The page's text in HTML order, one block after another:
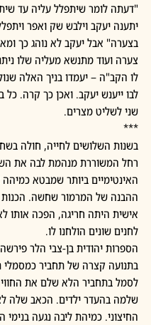
"דעתה לומר שיתפלל עליה עד
יתענה יעקב וילבש שק ואפר
בצערה" אבל יעקב לא נוהג כך
צערה ועוד מתנשא מעליה שלו
לו הקב"ה – יעמדו בניך האלה
לבו ייענש יעקב. ואכן כך קרה. כל
שני לשליט מצרים.
***
בשנות השלושים לחייה, חולה
רחל המשוררת מנהמת לבה את
האינטימיים ביותר שמבטא
ההבנה של המרמור שחשה.
לחנים שונים הולחנו לו.
הספרות יהודית בן-צבי הלר
בתנועה קצרה של תחביר
לסמל בתחביר הלא שלם את
שלמה בהעדר ילדים. הכאב שלה
החיצוני. כמיהת ליבה נגעה